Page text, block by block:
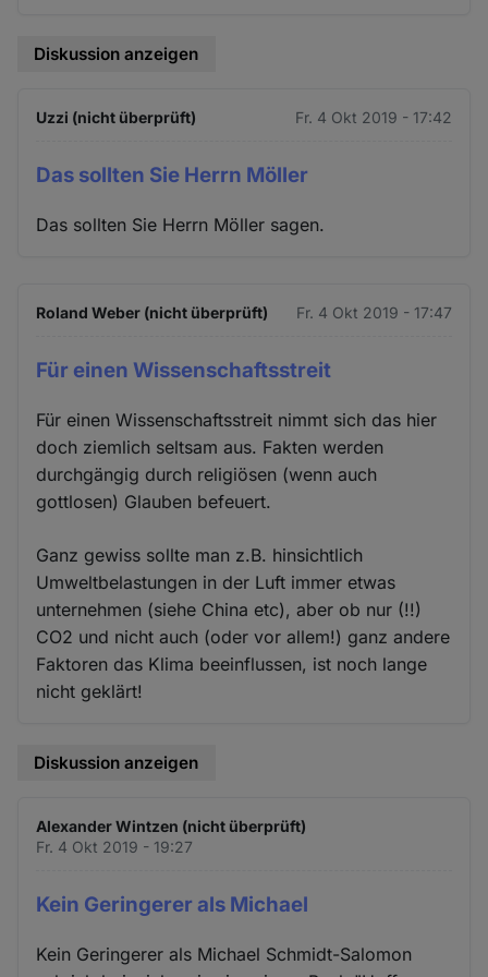
Diskussion anzeigen
Uzzi (nicht überprüft) Fr. 4 Okt 2019 - 17:42
Das sollten Sie Herrn Möller
Das sollten Sie Herrn Möller sagen.
Roland Weber (nicht überprüft) Fr. 4 Okt 2019 - 17:47
Für einen Wissenschaftsstreit
Für einen Wissenschaftsstreit nimmt sich das hier
doch ziemlich seltsam aus. Fakten werden
durchgängig durch religiösen (wenn auch
gottlosen) Glauben befeuert.
Ganz gewiss sollte man z.B. hinsichtlich
Umweltbelastungen in der Luft immer etwas
unternehmen (siehe China etc), aber ob nur (!!)
CO2 und nicht auch (oder vor allem!) ganz andere
Faktoren das Klima beeinflussen, ist noch lange
nicht geklärt!
Diskussion anzeigen
Alexander Wintzen (nicht überprüft)
Fr. 4 Okt 2019 - 19:27
Kein Geringerer als Michael
Kein Geringerer als Michael Schmidt-Salomon